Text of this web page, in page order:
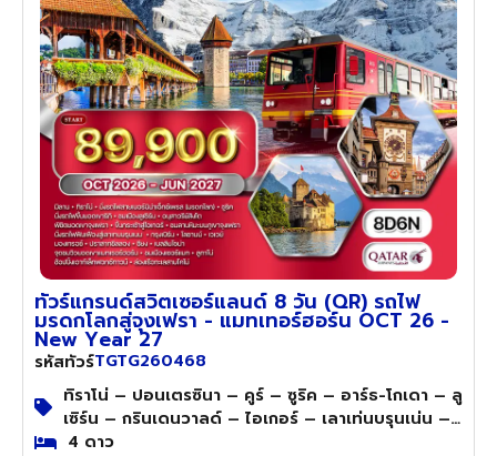
ทัวร์แกรนด์สวิตเซอร์แลนด์ 8 วัน (QR) รถไฟ
มรดกโลกสู่จุงเฟรา - แมทเทอร์ฮอร์น OCT 26 -
New Year 27
รหัสทัวร์TGTG260468
ทิราโน่ – ปอนเตรซินา – คูร์ – ซูริค – อาร์ธ-โกเดา – ลู
เซิร์น – กรินเดนวาลด์ – ไอเกอร์ – เลาเท่นบรุนเน่น –
อินเทอร์ลาเก้น – เบิร์น – โลซานน์ – เวเวย์ – มองเท
4 ดาว